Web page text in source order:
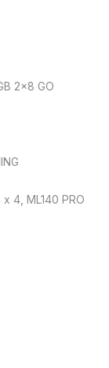
2x8 GO
4, ML140 PRO